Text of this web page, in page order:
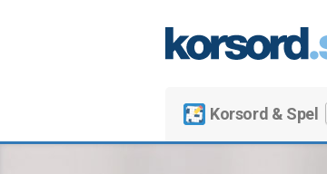
Korsord & Spel